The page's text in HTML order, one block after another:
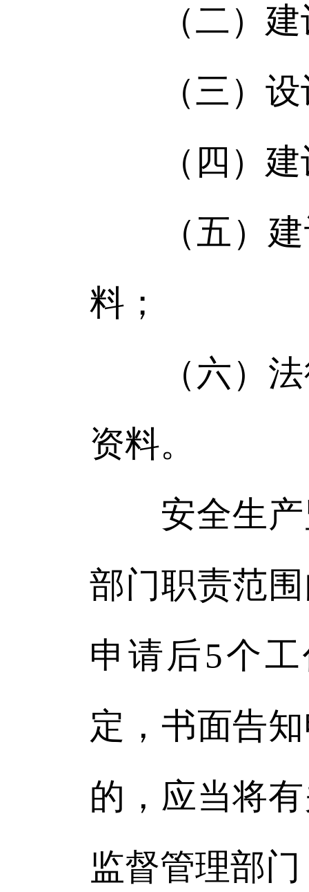
（二）建
（三）设
（四）建
（五）建
料；
（六）法
资料。
安全生产
部门职责范
申请后5个
定，书面告
的，应当将
监督管理部